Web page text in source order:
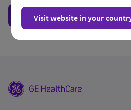
Show form unconditionally
Visit website in your